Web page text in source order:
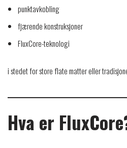
punktavkobling
fjærende konstruksjoner
FluxCore-teknologi
i stedet for store flate matter eller
Hva er